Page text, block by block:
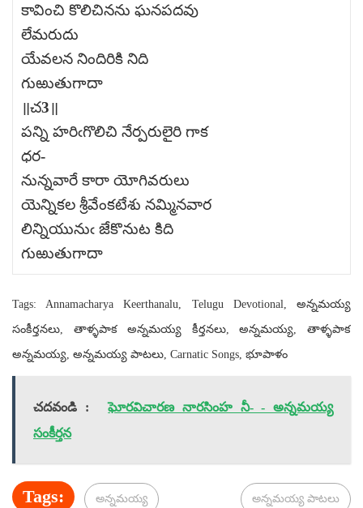
కావించి కొలిచినను ఘనపదవు
లేమరుదు
యేవలన నిందిరికి నిది
గుఱుతుగాదా
॥చ3॥
పన్ని హరిఁగొలిచి నేర్పరులైరి గాక
ధర-
నున్నవారే కారా యోగివరులు
యెన్నికల శ్రీవేంకటేశు నమ్మినవార
లిన్నియునుఁ జేకొనుట కిది
గుఱుతుగాదా
Tags: Annamacharya Keerthanalu, Telugu Devotional, అన్నమయ్య
సంకీర్తనలు, తాళ్ళపాక అన్నమయ్య కీర్తనలు, అన్నమయ్య, తాళ్ళపాక
అన్నమయ్య, అన్నమయ్య పాటలు, Carnatic Songs, భూపాళం
చదవండి :
ఘోరవిచారణ నారసింహ నీ- - అన్నమయ్య
సంకీర్తన
Tags: అన్నమయ్య అన్నమయ్య పాటలు